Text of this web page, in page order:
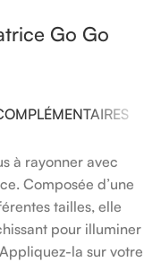
Go Go
à rayonner avec
Composée d’une
tailles, elle
pour illuminer
la sur votre